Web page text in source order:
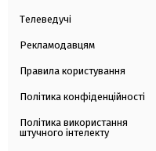
Телеведучі
Рекламодавцям
Правила користування
Політика конфіденційності
Політика використання
штучного інтелекту